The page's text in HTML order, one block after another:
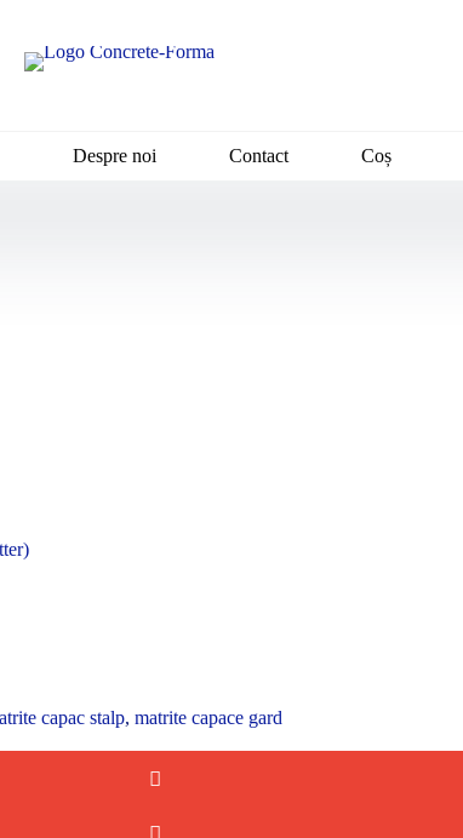
Despre noi Contact Coș
capac stalp, matrite capace gard